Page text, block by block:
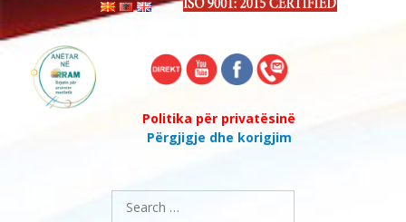
Politika për privatësinë
Përgjigje dhe korigjim
Search
for: